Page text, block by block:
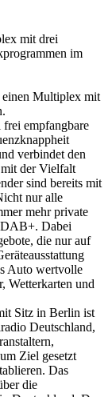
mit drei
im
einen Multiplex mit
empfangbare
verbindet den
mit der Vielfalt
sind bereits mit
nur alle
mehr private
DAB+. Dabei
die nur auf
Auto wertvolle
Wetterkarten und
Sitz in Berlin ist
Deutschland,
Ziel gesetzt
Das
die